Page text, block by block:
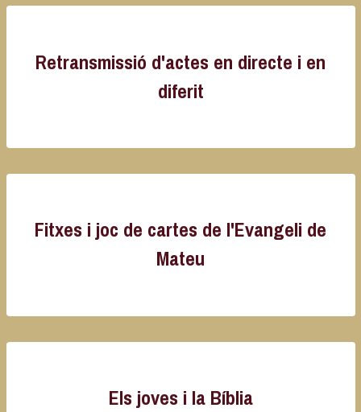
Retransmissió d'actes en directe i en
diferit
Fitxes i joc de cartes de l'Evangeli de
Mateu
Els joves i la Bíblia